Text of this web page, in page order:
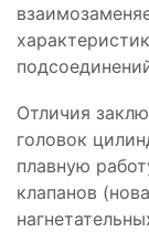
Отличия
головок
плавную
клапанов